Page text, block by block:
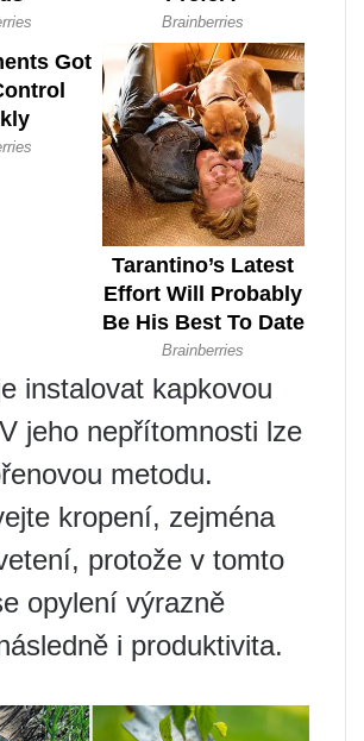
instalovat kapkovou
jeho nepřítomnosti lze
metodu.
kropení, zejména
protože v tomto
opylení výrazně
i produktivita.